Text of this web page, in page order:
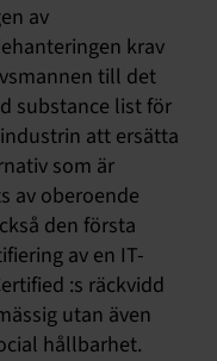
av
krav
till det
substance list för
att ersätta
som är
av oberoende
den första
av en IT-
:s räckvidd
utan även
hållbarhet.